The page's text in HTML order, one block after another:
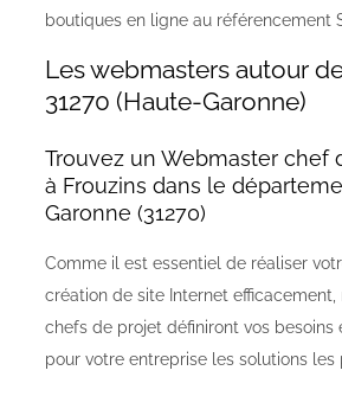
boutiques en ligne au référencement
Les webmasters autour
31270 (Haute-Garonne)
Trouvez un Webmaster chef
à Frouzins dans le
Garonne (31270)
Comme il est essentiel de réaliser
création de site Internet
chefs de projet définiront vos besoins
pour votre entreprise les solutions les